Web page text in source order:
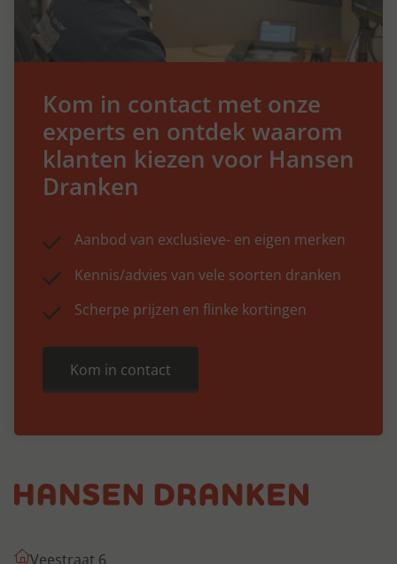
Kom in contact met onze
experts en ontdek waarom
klanten kiezen voor Hansen
Dranken
Aanbod van exclusieve- en eigen merken
Kennis/advies van vele soorten dranken
Scherpe prijzen en flinke kortingen
Kom in contact
Veestraat 6